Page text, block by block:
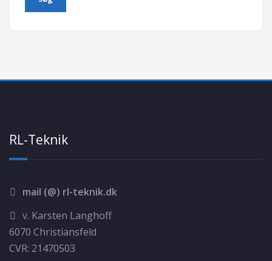
RL-Teknik
mail (@) rl-teknik.dk
v. Karsten Langhoff
6070 Christiansfeld
CVR: 21470503